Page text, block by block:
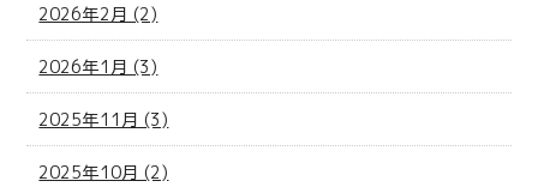
2026年2月 (2)
2026年1月 (3)
2025年11月 (3)
2025年10月 (2)